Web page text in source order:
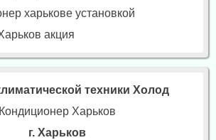
харькове установкой
акция
техники Холод
Кондиционер Харьков
г. Харьков